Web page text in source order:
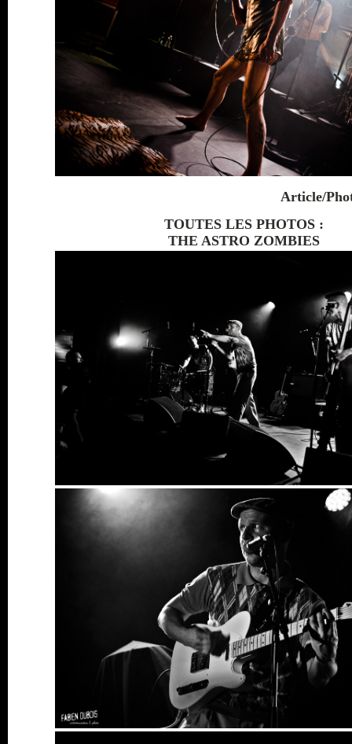
Article/
TOUTES LES PHOTOS :
THE ASTRO ZOMBIES